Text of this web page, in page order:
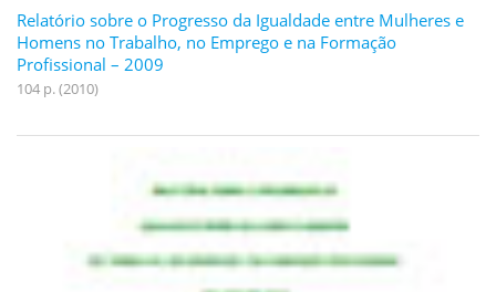
Relatório sobre o Progresso da Igualdade entre Mulheres e
Homens no Trabalho, no Emprego e na Formação
Profissional – 2009
104 p. (2010)